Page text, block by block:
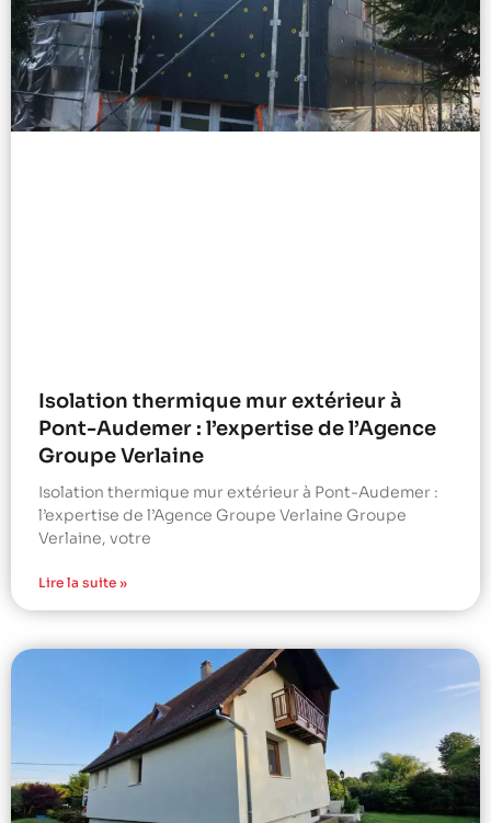
Isolation thermique mur extérieur à
Pont-Audemer : l’expertise de l’Agence
Groupe Verlaine
Isolation thermique mur extérieur à Pont-Audemer :
l’expertise de l’Agence Groupe Verlaine Groupe
Verlaine, votre
Lire la suite »